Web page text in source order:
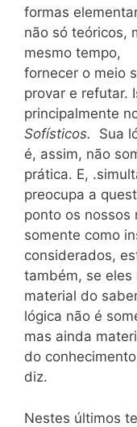
formas
não só teóricos,
mesmo tempo,
fornecer o meio
provar e refutar.
principalmente
Sofísticos. Sua
é, assim, não
prática. E,
preocupa a
ponto os nossos
somente como
considerados,
também, se
material do
lógica não é
mas ainda
do
diz.
Nestes últimos